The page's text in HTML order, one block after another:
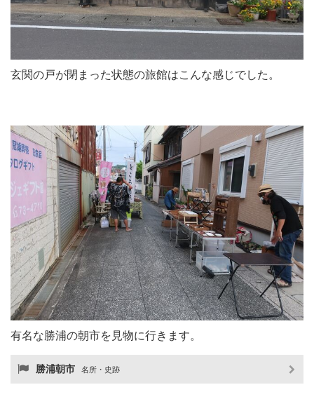
玄関の戸が閉まった状態の旅館はこんな感じでした。
有名な勝浦の朝市を見物に行きます。
勝浦朝市 名所・史跡